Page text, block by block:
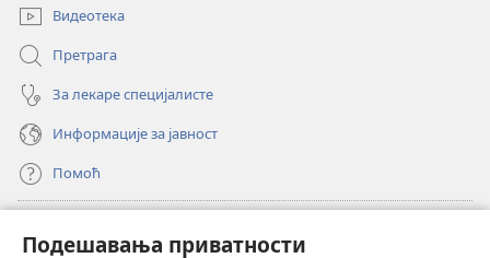
Подешавања приватности
Видеотека
Претрага
За лекаре специјалисте
Информације за јавност
Помоћ
(отвара